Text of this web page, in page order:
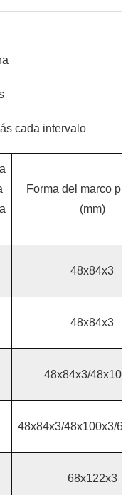
cada intervalo
Forma del marco
(mm)
48x84x3
48x84x3
48x84x3/
48x84x3/48x100x3/
68x122x3